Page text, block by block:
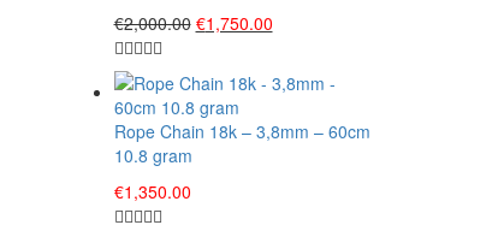
€2,000.00 Original
€2,000.00.
€1,750.00Current
€1,750.00.
Rope Chain 18k – 3,8mm – 60cm
10.8 gram
€1,350.00